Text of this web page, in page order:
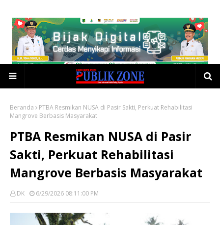
Beranda
PTBA Resmikan NUSA di Pasir Sakti, Perkuat Rehabilitasi
Mangrove Berbasis Masyarakat
PTBA Resmikan NUSA di Pasir
Sakti, Perkuat Rehabilitasi
Mangrove Berbasis Masyarakat
DK 6/29/2026 08:11:00 PM